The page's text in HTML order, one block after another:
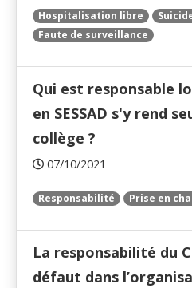
Hospitalisation libre
Faute de surveillance
Qui est responsable
en SESSAD s'y rend
collège ?
07/10/2021
Responsabilité Prise en
La responsabilité du
défaut dans